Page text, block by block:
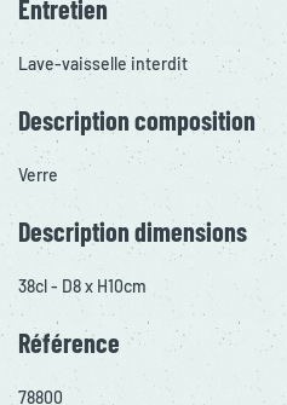
Entretien
Lave-vaisselle interdit
Description composition
Verre
Description dimensions
38cl - D8 x H10cm
Référence
78800